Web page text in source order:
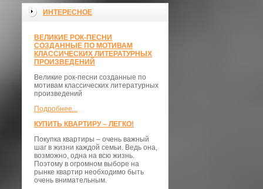
ИНТЕРЕСНОЕ
ВЕЛИКИЕ РОК-ПЕСНИ
СОЗДАННЫЕ ПО МОТИВАМ
КЛАССИЧЕСКИХ ЛИТЕРАТУРНЫХ
ПРОИЗВЕДЕНИЙ
Великие рок-песни созданные по
мотивам классических литературных
произведений
Подробнее...
КУПИТЬ КВАРТИРУ – ЛЕГКО!
Покупка квартиры – очень важный
шаг в жизни каждой семьи. Ведь она,
возможно, одна на всю жизнь.
Поэтому в огромном выборе на
рынке квартир необходимо быть
очень внимательным.